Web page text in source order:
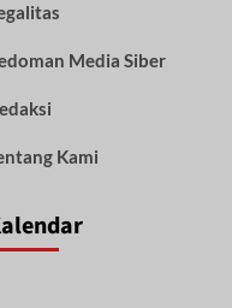
Media Siber
Kami